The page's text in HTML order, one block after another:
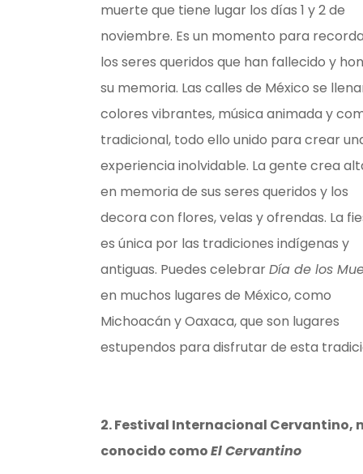
muerte que tiene lugar los días 1 y 2 de
noviembre. Es un momento para
los seres queridos que han fallecido y
su memoria. Las calles de México se
colores vibrantes, música animada y
tradicional, todo ello unido para crear
experiencia inolvidable. La gente crea
en memoria de sus seres queridos y los
decora con flores, velas y ofrendas. La
es única por las tradiciones indígenas y
antiguas. Puedes celebrarDía de los
en muchos lugares de México, como
Michoacán y Oaxaca, que son lugares
estupendos para disfrutar de esta
2. Festival Internacional Cervantino,
conocido comoEl Cervantino